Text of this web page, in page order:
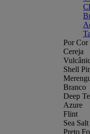
Por Cor
Cereja
Shell
Branco
Deep
Azure
Flint
Sea Salt
Preto